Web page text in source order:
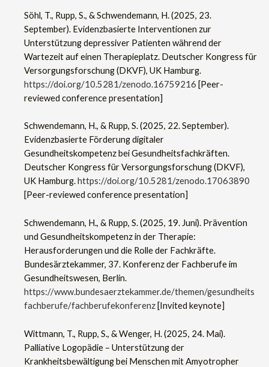
Söhl, T., Rupp, S., & Schwendemann, H. (2025, 23.
September). Evidenzbasierte Interventionen zur
Unterstützung depressiver Patienten während der
Wartezeit auf einen Therapieplatz. Deutscher Kongress für
Versorgungsforschung (DKVF), UK Hamburg.
https://doi.org/10.5281/zenodo.16759216 [Peer-
reviewed conference presentation]
Schwendemann, H., & Rupp, S. (2025, 22. September).
Evidenzbasierte Förderung digitaler
Gesundheitskompetenz bei Gesundheitsfachkräften.
Deutscher Kongress für Versorgungsforschung (DKVF),
UK Hamburg.https://doi.org/10.5281/zenodo.17063890
[Peer-reviewed conference presentation]
Schwendemann, H., & Rupp, S. (2025, 19. Juni). Prävention
und Gesundheitskompetenz in der Therapie:
Herausforderungen und die Rolle der Fachkräfte.
Bundesärztekammer, 37. Konferenz der Fachberufe im
Gesundheitswesen, Berlin.
https://www.bundesaerztekammer.de/themen/gesundheits
fachberufe/fachberufekonferenz[Invited keynote]
Wittmann, T., Rupp, S., & Wenger, H. (2025, 24. Mai).
Palliative Logopädie – Unterstützung der
Krankheitsbewältigung bei Menschen mit Amyotropher